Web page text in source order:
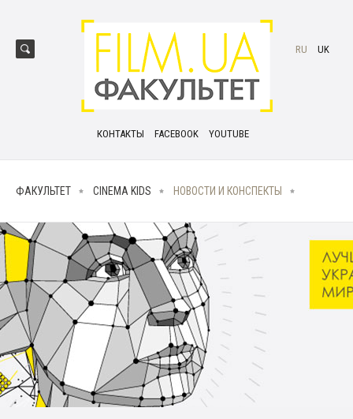
КОНТАКТЫ FACEBOOK YOUTUBE
RU UK
ФАКУЛЬТЕТ CINEMA KIDS НОВОСТИ И КОНСПЕКТЫ